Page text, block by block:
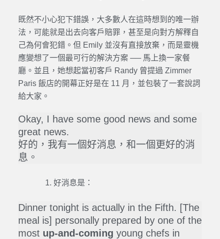
既然不小心犯下錯誤，大多數人在這時想到的唯一辦
法，可能就是出去向客戶賠罪，甚至是向對方解釋自
己為何會犯錯。但 Emily 並沒有直接放棄，而是靈機
應變想了一個最可行的解決方案 ── 馬上換一家餐
廳。並且，她想起當初客戶 Randy 曾提過 Zimmer
Paris 飯店的開幕正好是在 11 月，並包裝了一套說詞
給大家。
Okay, I have some good news and some
great news.
好的，我有一個好消息，和一個更好的消
息。
好消息是：
Dinner tonight is actually in the Fifth. [The
meal is] personally prepared by one of the
most up-and-coming young chefs in